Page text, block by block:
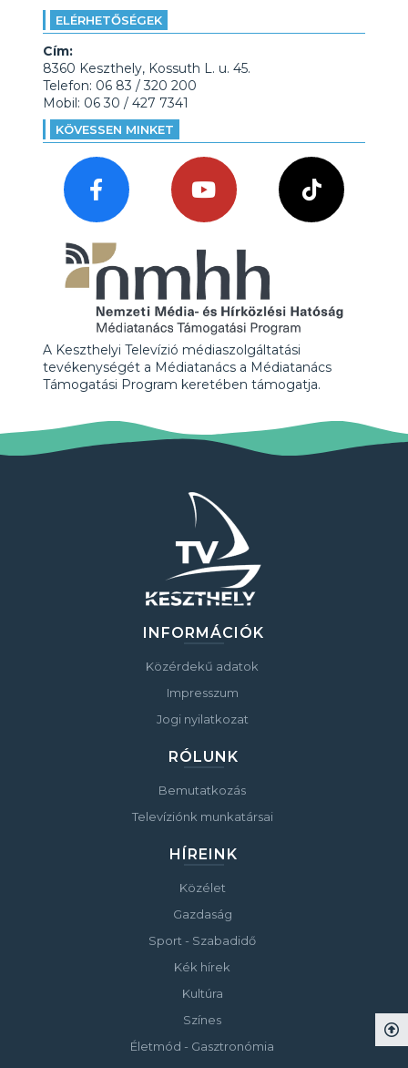
ELÉRHETŐSÉGEK
Cím:
8360 Keszthely, Kossuth L. u. 45.
Telefon: 06 83 / 320 200
Mobil: 06 30 / 427 7341
KÖVESSEN MINKET
A Keszthelyi Televízió médiaszolgáltatási
tevékenységét a Médiatanács a Médiatanács
Támogatási Program keretében támogatja.
INFORMÁCIÓK
Közérdekű adatok
Impresszum
Jogi nyilatkozat
RÓLUNK
Bemutatkozás
Televíziónk munkatársai
HÍREINK
Közélet
Gazdaság
Sport - Szabadidő
Kék hírek
Kultúra
Színes
Életmód - Gasztronómia